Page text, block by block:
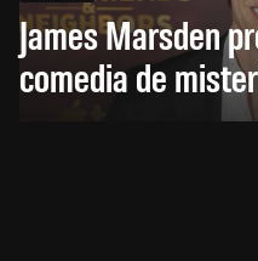
James Marsden
comedia de